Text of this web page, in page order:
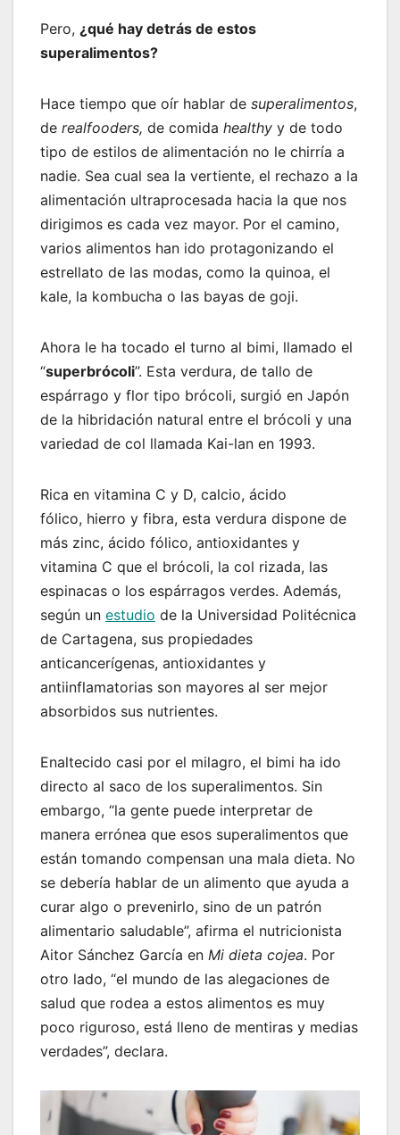
Pero, ¿qué hay detrás de estos
superalimentos?
Hace tiempo que oír hablar de superalimentos,
de realfooders, de comida healthy y de todo
tipo de estilos de alimentación no le chirría a
nadie. Sea cual sea la vertiente, el rechazo a la
alimentación ultraprocesada hacia la que nos
dirigimos es cada vez mayor. Por el camino,
varios alimentos han ido protagonizando el
estrellato de las modas, como la quinoa, el
kale, la kombucha o las bayas de goji.
Ahora le ha tocado el turno al bimi, llamado el
“superbrócoli”. Esta verdura, de tallo de
espárrago y flor tipo brócoli, surgió en Japón
de la hibridación natural entre el brócoli y una
variedad de col llamada Kai-lan en 1993.
Rica en vitamina C y D, calcio, ácido
fólico, hierro y fibra, esta verdura dispone de
más zinc, ácido fólico, antioxidantes y
vitamina C que el brócoli, la col rizada, las
espinacas o los espárragos verdes. Además,
según un estudio de la Universidad Politécnica
de Cartagena, sus propiedades
anticancerígenas, antioxidantes y
antiinflamatorias son mayores al ser mejor
absorbidos sus nutrientes.
Enaltecido casi por el milagro, el bimi ha ido
directo al saco de los superalimentos. Sin
embargo, “la gente puede interpretar de
manera errónea que esos superalimentos que
están tomando compensan una mala dieta. No
se debería hablar de un alimento que ayuda a
curar algo o prevenirlo, sino de un patrón
alimentario saludable”, afirma el nutricionista
Aitor Sánchez García en Mi dieta cojea. Por
otro lado, “el mundo de las alegaciones de
salud que rodea a estos alimentos es muy
poco riguroso, está lleno de mentiras y medias
verdades”, declara.